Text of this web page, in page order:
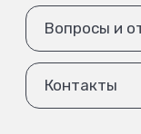
Вопросы и
Контакты